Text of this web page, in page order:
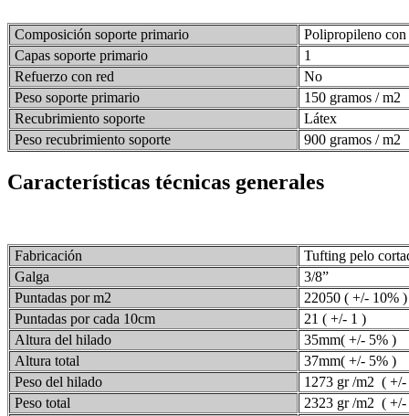
Composición soporte primario
Polipropileno
Capas soporte primario
1
Refuerzo con red
No
Peso soporte primario
150 gramos / m2
Recubrimiento soporte
Látex
Peso recubrimiento soporte
900 gramos / m2
Características técnicas generales
Fabricación
Tufting pelo
Galga
3/8”
Puntadas por m2
22050 ( +/- 10% )
Puntadas por cada 10cm
21 ( +/- 1 )
Altura del hilado
35mm( +/- 5% )
Altura total
37mm( +/- 5% )
Peso del hilado
1273 gr /m2 ( +/-
Peso total
2323 gr /m2 ( +/-